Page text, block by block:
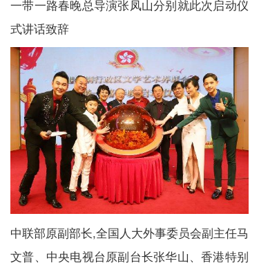
一带一路春晚总导演张凤山分别就此次启动仪
式讲话致辞
中联部原副部长,全国人大外事委员会副主任马
文普、中央电视台原副台长张华山、香港特别